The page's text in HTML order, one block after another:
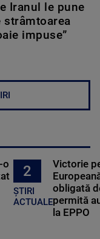
Iranul le pune
strâmtoarea
impuse”
o
2
ȘTIRI
ACTUALE
Victorie
obligată
permită
la EPPO